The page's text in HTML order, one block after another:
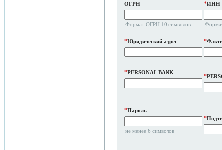
ОГРН
Формат ОГРН 10 символов
*ИНН
*Юридический адрес *
*PERSONAL BANK
*
*Пароль
не менее 6 символов
*